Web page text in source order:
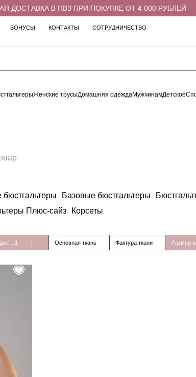
ДОСТАВКА В ПВЗ ПРИ ПОКУПКЕ ОТ 4 000 РУБЛЕЙ
БОНУСЫ КОНТАКТЫ СОТРУДНИЧЕСТВО
Женские трусыДомашняя одеждаМужчинамДетское
Базовые бюстгальтеры
Плюс-сайз Корсеты
: 1 Основная ткань Фактура ткани Размер